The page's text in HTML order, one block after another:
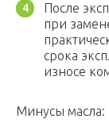
После
при
срока
износе
Минусы масла: